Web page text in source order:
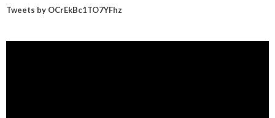
Tweets by OCrEkBc1TO7YFhz
動